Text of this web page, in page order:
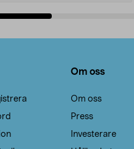
Om oss
Om oss
Press
Investerare